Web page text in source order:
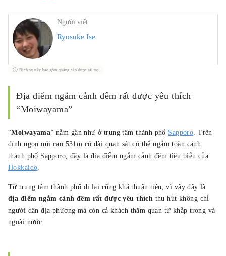
Người viết
Ryosuke Ise
Dịch vụ này bao gồm quảng cáo được tài trợ.
Địa điểm ngắm cảnh đêm rất được yêu thích
“Moiwayama”
“Moiwayama” nằm gần như ở trung tâm thành phố Sapporo. Trên
đỉnh ngọn núi cao 531m có đài quan sát có thể ngắm toàn cảnh
thành phố Sapporo, đây là địa điểm ngắm cảnh đêm tiêu biểu của
Hokkaido.
Từ trung tâm thành phố đi lại cũng khá thuận tiện, vì vậy đây là
địa điểm ngắm cảnh đêm rất được yêu thích thu hút không chỉ
người dân địa phương mà còn cả khách thăm quan từ khắp trong và
ngoài nước.